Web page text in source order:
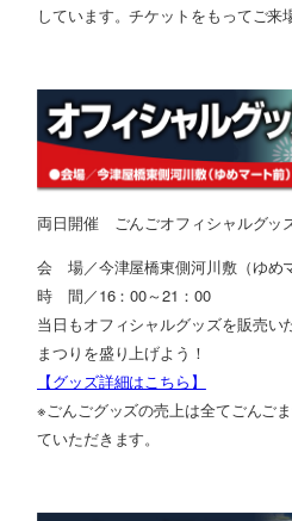
しています。チケットをもってご来
両日開催 ごんごオフィシャルグッ
会 場／今津屋橋東側河川敷（ゆめ
時 間／16：00～21：00
当日もオフィシャルグッズを販売い
まつりを盛り上げよう！
【グッズ詳細はこちら】
※ごんごグッズの売上は全てごんご
ていただきます。